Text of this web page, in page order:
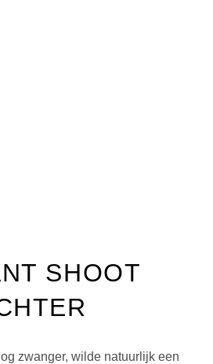
SHOOT
zwanger, wilde natuurlijk een